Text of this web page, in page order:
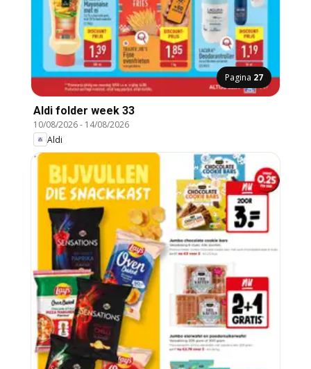
Pagina 27
Aldi folder week 33
10/08/2026- 14/08/2026
Aldi